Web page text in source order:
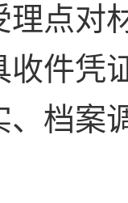
理点对
收件凭
、档案